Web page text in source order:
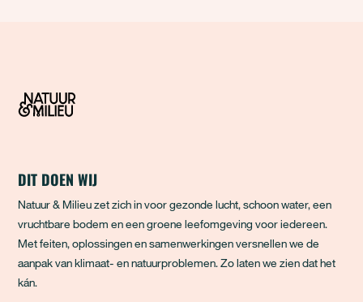
DIT DOEN WIJ
Natuur & Milieu zet zich in voor gezonde lucht, schoon water, een
vruchtbare bodem en een groene leefomgeving voor iedereen.
Met feiten, oplossingen en samenwerkingen versnellen we de
aanpak van klimaat- en natuurproblemen. Zo laten we zien dat het
kán.